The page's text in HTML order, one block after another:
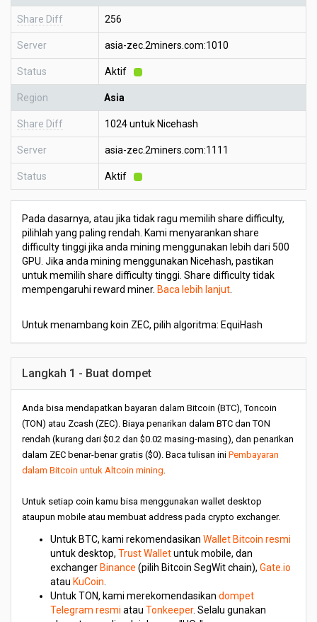
Share Diff 256
Server asia-zec.2miners.com:1010
Status Aktif
Region Asia
Share Diff 1024 untuk Nicehash
Server asia-zec.2miners.com:1111
Status Aktif
Pada dasarnya, atau jika tidak ragu memilih share difficulty,
pilihlah yang paling rendah. Kami menyarankan share
difficulty tinggi jika anda mining menggunakan lebih dari 500
GPU. Jika anda mining menggunakan Nicehash, pastikan
untuk memilih share difficulty tinggi. Share difficulty tidak
mempengaruhi reward miner. Baca lebih lanjut
Untuk menambang koin ZEC, pilih algoritma: EquiHash
Langkah 1 - Buat dompet
Anda bisa mendapatkan bayaran dalam Bitcoin (BTC), Toncoin
(TON) atau Zcash (ZEC). Biaya penarikan dalam BTC dan TON
rendah (kurang dari $0.2 dan $0.02 masing-masing), dan penarikan
dalam ZEC benar-benar gratis ($0). Baca tulisan ini Pembayaran
dalam Bitcoin untuk Altcoin mining.
Untuk setiap coin kamu bisa menggunakan wallet desktop
ataupun mobile atau membuat address pada crypto exchanger.
Untuk BTC, kami rekomendasikan Wallet Bitcoin resmi
untuk desktop, Trust Walletuntuk mobile, dan
exchanger Binance (pilih Bitcoin SegWit chain), Gate.io
atau KuCoin
Untuk TON, kami merekomendasikan dompet
Telegram resmi atau Tonkeeper. Selalu gunakan